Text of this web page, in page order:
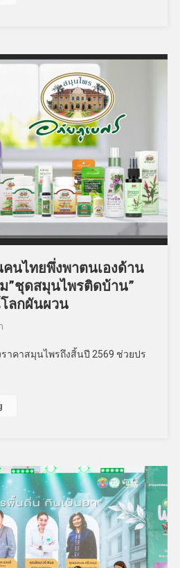
คนไทยพึ่งพาตนเองด้าน
”ชุดสมุนไพรติดบ้าน”
ลกผันผวน
ราคาสมุนไพรถึงสิ้นปี 2569 ช่วยปร